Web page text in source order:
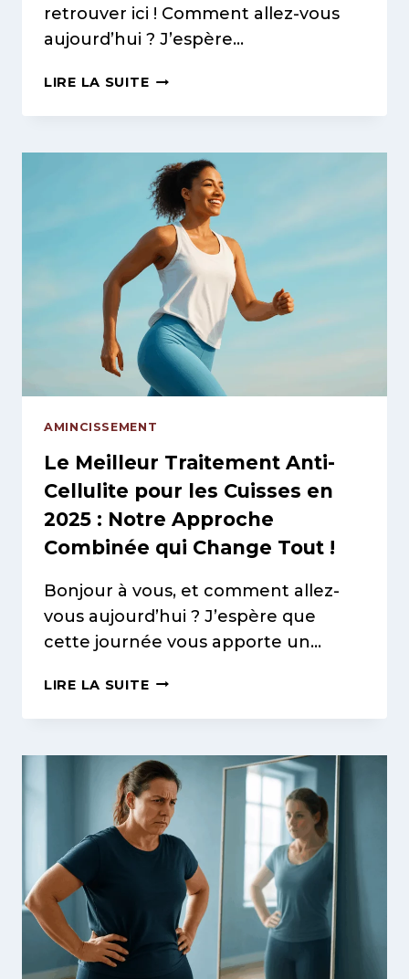
retrouver ici ! Comment allez-vous
aujourd’hui ? J’espère…
LIRE LA SUITEDIRE
À
CELLULITE
SANS
CHIRURGIE
:
OPTIONS
NATURELLES
SIMPLES
ET
EFFICACES
POUR
UNE
LISSE
EN
!
AMINCISSEMENT
Le Meilleur Traitement Anti-
Cellulite pour les Cuisses en
2025 : Notre Approche
Combinée qui Change Tout !
Bonjour à vous, et comment allez-
vous aujourd’hui ? J’espère que
cette journée vous apporte un…
LIRE LA SUITELE
TRAITEMENT
CELLULITE
POUR
LES
CUISSES
EN
2025
NOTRE
APPROCHE
COMBINÉE